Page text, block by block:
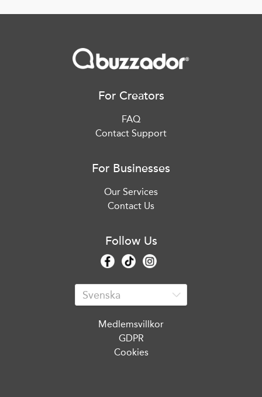
For Creators
FAQ
Contact Support
For Businesses
Our Services
Contact Us
Follow Us
Medlemsvillkor
GDPR
Cookies